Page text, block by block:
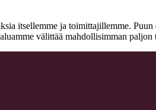
itsellemme ja toimittajillemme.
välittää mahdollisimman paljon